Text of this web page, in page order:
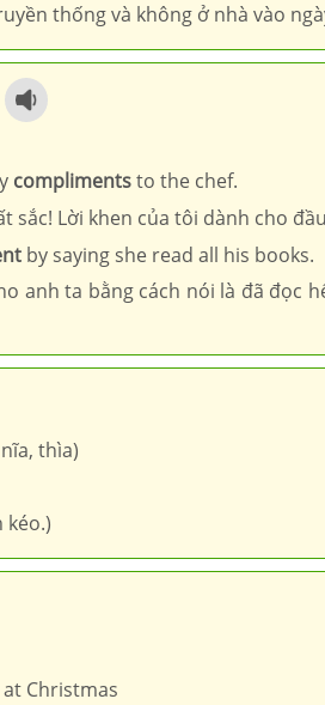
thống và không ở nhà vào
complimentsto the chef.
Lời khen của tôi dành cho
by saying she read all his books.
anh ta bằng cách nói là đã đọc
thìa)
kéo.)
Christmas